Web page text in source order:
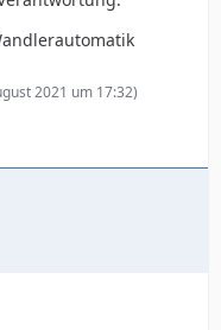
2021 um 17:32)